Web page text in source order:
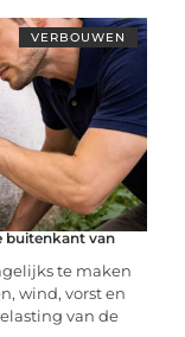
VERBOUWEN
buitenkant van
te maken
wind, vorst en
van de